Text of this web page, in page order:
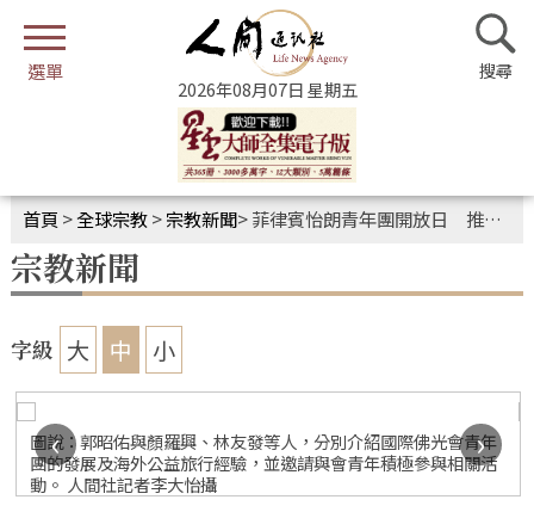
2026年08月07日 星期五
首頁 >全球宗教>宗教新聞>菲律賓怡朗青年團開放日 推動社區青年認識人間佛教
宗教新聞
字級 大 中 小
圖說：郭昭佑與顏羅興、林友發等人，分別介紹國際佛光會青年
團的發展及海外公益旅行經驗，並邀請與會青年積極參與相關活
動。 人間社記者李大怡攝
‹ ›